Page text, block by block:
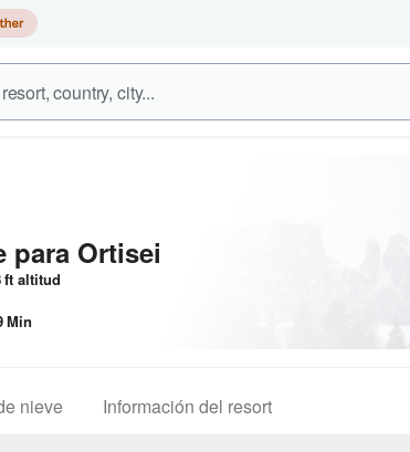
para Ortisei
ft altitud
Min
nieve Información del resort